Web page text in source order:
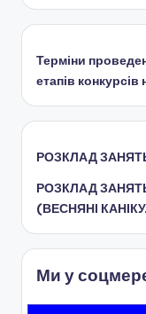
Терміни
етапів
РОЗКЛАД
РОЗКЛАД
(ВЕСНЯНІ
Ми у